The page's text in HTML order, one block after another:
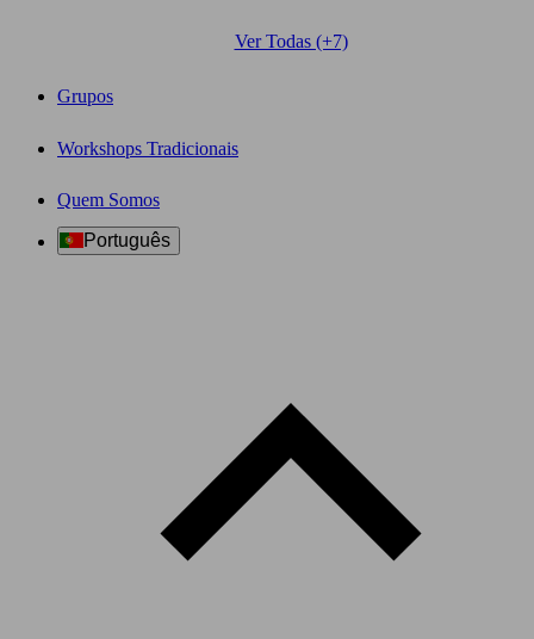
Ver Todas (+7)
Grupos
Workshops Tradicionais
Quem Somos
Português